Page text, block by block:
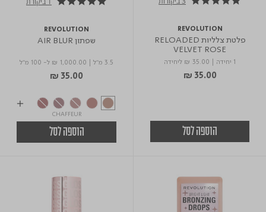
5.0 star rating
REVOLUTION
פלטת צלליות RELOADED
VELVET ROSE
1 יחידה ₪ 35.00 ליחידה
₪ 35.00
הוספה לסל
5.0 star rating
REVOLUTION
שפתון AIR BLUR
3.5 מ"ל ₪ 1,000.00 ל- 100 מ"ל
₪ 35.00
CHAFFEUR
הוספה לסל